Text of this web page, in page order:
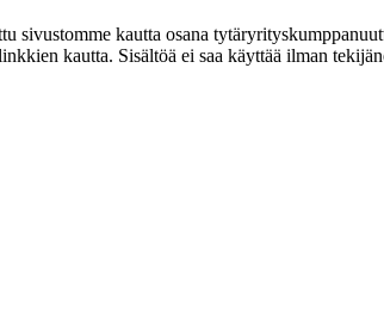
sivustomme kautta osana
kautta. Sisältöä ei saa käyttää ilman